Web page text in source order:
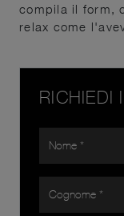
compila il form,
relax come
RICHIEDI